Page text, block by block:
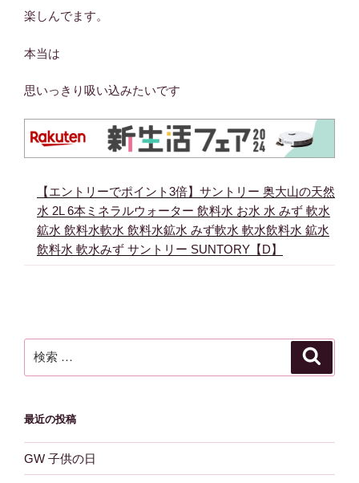
楽しんでます。
本当は
思いっきり吸い込みたいです
【エントリーでポイント3倍】サントリー 奥大山の天然
水 2L 6本ミネラルウォーター 飲料水 お水 水 みず 軟水
鉱水 飲料水軟水 飲料水鉱水 みず軟水 軟水飲料水 鉱水
飲料水 軟水みず サントリー SUNTORY【D】
索:
最近の投稿
GW 子供の日